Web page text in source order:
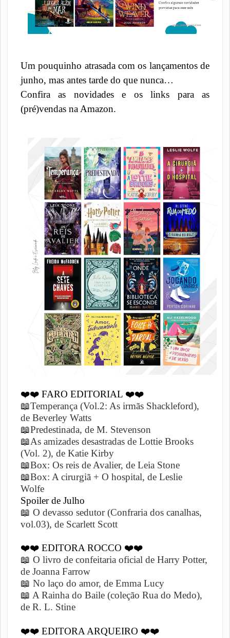
Um pouquinho atrasada com os lançamentos de
junho, mas antes tarde do que nunca…
Confira as novidades e os links para as
(pré)vendas na Amazon.
❤️❤️FARO EDITORIAL ❤️❤️
📖Temperança (Vol.2: As irmãs Shackleford),
de Beverley Watts
📖Predestinada, de M. Stevenson
📖As amizades desastradas de Lottie Brooks
(Vol. 2), de Katie Kirby
📖Box: Os reis de Avalier, de Leia Stone
📖Box: A cirurgiã + O hospital, de Leslie
Wolfe
Spoiler de Julho
📖 O devasso sedutor (Confraria dos canalhas,
vol.03), de Scarlett Scott
❤️❤️EDITORA ROCCO ❤️❤️
📖 O livro de confeitaria oficial de Harry Potter,
de Joanna Farrow
📖 No laço do amor, de Emma Lucy
📖 A Rainha do Baile (coleção Rua do Medo),
de R. L. Stine
❤️❤️EDITORA ARQUEIRO ❤️❤️